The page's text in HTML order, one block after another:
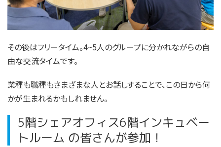
その後はフリータイム。4~5人のグループに分かれながらの自
由な交流タイムです。
業種も職種もさまざまな人とお話しすることで、この日から何
かが生まれるかもしれません。
5階シェアオフィス6階インキュベー
トルーム の皆さんが参加！